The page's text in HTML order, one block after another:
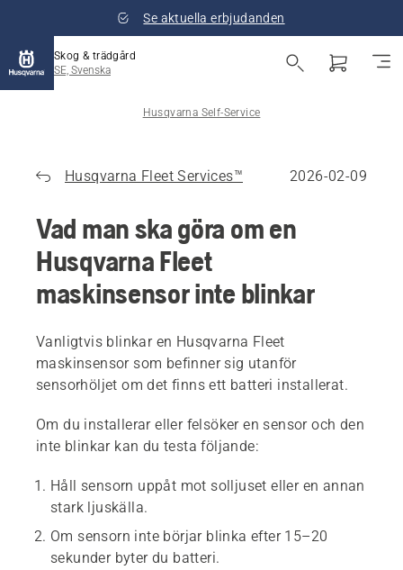
Se aktuella erbjudanden
Skog & trädgård
SE, Svenska
Husqvarna Self-Service
Husqvarna Fleet Services™ 2026-02-09
Vad man ska göra om en
Husqvarna Fleet
maskinsensor inte blinkar
Vanligtvis blinkar en Husqvarna Fleet
maskinsensor som befinner sig utanför
sensorhöljet om det finns ett batteri installerat.
Om du installerar eller felsöker en sensor och den
inte blinkar kan du testa följande:
Håll sensorn uppåt mot solljuset eller en annan
stark ljuskälla.
Om sensorn inte börjar blinka efter 15–20
sekunder byter du batteri.